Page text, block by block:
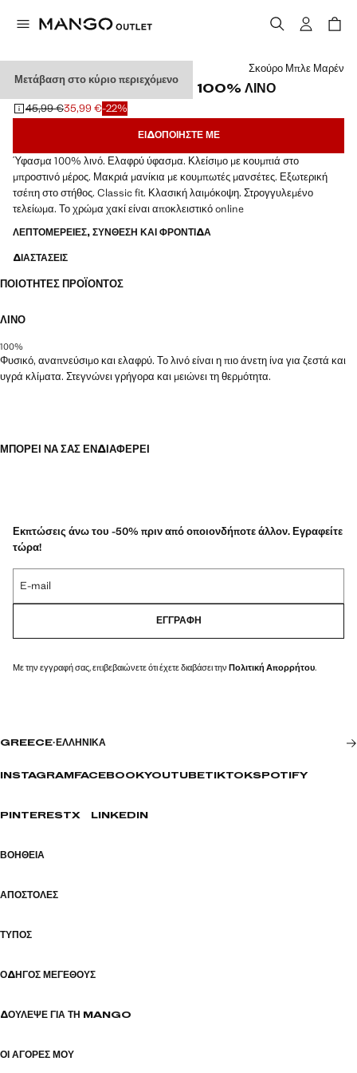
Μετάβαση στο κύριο περιεχόμενο
ΠΟΥΚΆΜΙΣΟ CLASSIC FIT 100% ΛΙΝΌ
Αρχική τιμή με διαγραφή [45,99 € ]
45,99 €
Ισχύουσα τιμή [35,99 € ]
35,99 €-22%
Διάλεξε χρώμα
Σκούρο Μπλε Μαρέν
ΕΙΔΟΠΟΙΉΣΤΕ ΜΕ
Ύφασμα 100% λινό. Ελαφρύ ύφασμα. Κλείσιμο με κουμπιά στο
μπροστινό μέρος. Μακριά μανίκια με κουμπωτές μανσέτες. Εξωτερική
τσέπη στο στήθος. Classic fit. Κλασική λαιμόκοψη. Στρογγυλεμένο
τελείωμα. Το χρώμα χακί είναι αποκλειστικό online
ΛΕΠΤΟΜΈΡΕΙΕΣ, ΣΎΝΘΕΣΗ ΚΑΙ ΦΡΟΝΤΊΔΑ
ΔΙΑΣΤΆΣΕΙΣ
ΠΟΙΌΤΗΤΕΣ ΠΡΟΪΌΝΤΟΣ
ΛΙΝΌ
100%
Φυσικό, αναπνεύσιμο και ελαφρύ. Το λινό είναι η πιο άνετη ίνα για ζεστά και
υγρά κλίματα. Στεγνώνει γρήγορα και μειώνει τη θερμότητα.
ΜΠΟΡΕΊ ΝΑ ΣΑΣ ΕΝΔΙΑΦΈΡΕΙ
Εκπτώσεις άνω του -50% πριν από οποιονδήποτε άλλον. Εγραφείτε
τώρα!
E-mail
ΕΓΓΡΑΦΉ
Με την εγγραφή σας, επιβεβαιώνετε ότι έχετε διαβάσει την Πολιτική Απορρήτου.
GREECE· ΕΛΛΗΝΙΚΆ
INSTAGRAM FACEBOOKYOUTUBETIKTOKSPOTIFY
PINTERESTX LINKEDIN
ΒΟΉΘΕΙΑ
ΑΠΟΣΤΟΛΈΣ
ΤΎΠΟΣ
ΟΔΗΓΌΣ ΜΕΓΈΘΟΥΣ
ΔΟΎΛΕΨΕ ΓΙΑ ΤΗ MANGO
ΟΙ ΑΓΟΡΈΣ ΜΟΥ